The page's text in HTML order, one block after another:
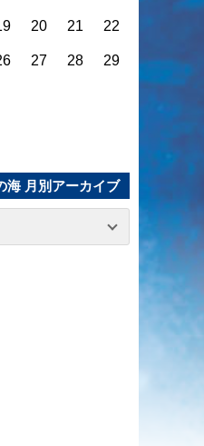
20 21 22
27 28 29
海 月別アーカイブ